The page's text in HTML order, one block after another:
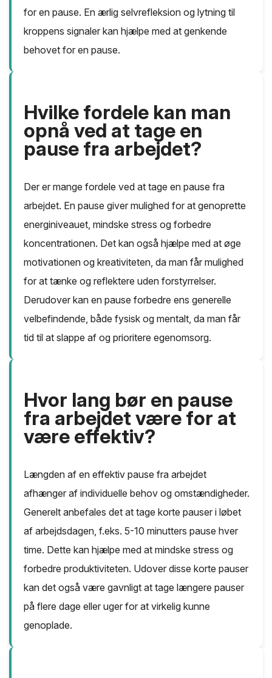
for en pause. En ærlig selvrefleksion og lytning til
kroppens signaler kan hjælpe med at genkende
behovet for en pause.
Hvilke fordele kan man
opnå ved at tage en
pause fra arbejdet?
Der er mange fordele ved at tage en pause fra
arbejdet. En pause giver mulighed for at genoprette
energiniveauet, mindske stress og forbedre
koncentrationen. Det kan også hjælpe med at øge
motivationen og kreativiteten, da man får mulighed
for at tænke og reflektere uden forstyrrelser.
Derudover kan en pause forbedre ens generelle
velbefindende, både fysisk og mentalt, da man får
tid til at slappe af og prioritere egenomsorg.
Hvor lang bør en pause
fra arbejdet være for at
være effektiv?
Længden af ​​en effektiv pause fra arbejdet
afhænger af individuelle behov og omstændigheder.
Generelt anbefales det at tage korte pauser i løbet
af arbejdsdagen, f.eks. 5-10 minutters pause hver
time. Dette kan hjælpe med at mindske stress og
forbedre produktiviteten. Udover disse korte pauser
kan det også være gavnligt at tage længere pauser
på flere dage eller uger for at virkelig kunne
genoplade.